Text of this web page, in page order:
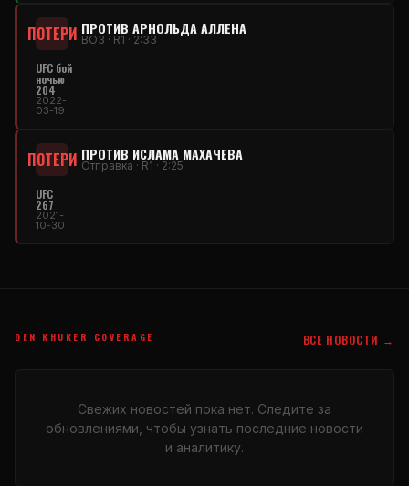
ПОТЕРИ ПРОТИВ АРНОЛЬДА АЛЛЕНА
ВОЗ · R1 · 2:33
UFC бой
ночью
204
2022-
03-19
ПОТЕРИ ПРОТИВ ИСЛАМА МАХАЧЕВА
Отправка · R1 · 2:25
UFC
267
2021-
10-30
DEN KHUKER COVERAGE ВСЕ НОВОСТИ →
Свежих новостей пока нет. Следите за
обновлениями, чтобы узнать последние новости
и аналитику.